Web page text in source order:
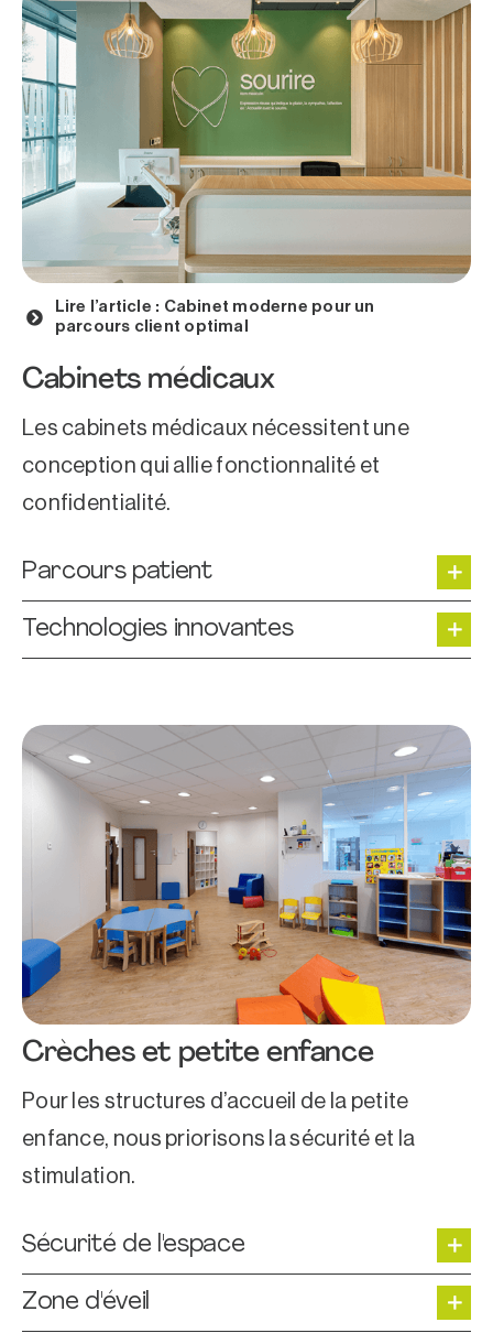
Lire l’article : Cabinet moderne pour un
parcours client optimal
Cabinets médicaux
Les cabinets médicaux nécessitent une
conception qui allie fonctionnalité et
confidentialité.
Parcours patient
Technologies innovantes
Crèches et petite enfance
Pour les structures d’accueil de la petite
enfance, nous priorisons la sécurité et la
stimulation.
Sécurité de l'espace
Zone d'éveil